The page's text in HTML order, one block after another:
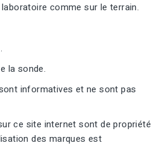
comme sur le terrain.
la sonde.
informatives et ne sont pas
ce site internet sont de propriété
des marques est